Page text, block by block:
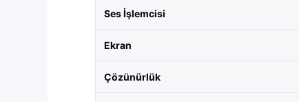
Ses İşlemcisi
Ekran
Çözünürlük